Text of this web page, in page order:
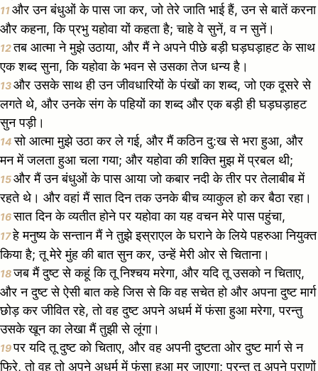
11और उन बंधुओं के पास जा कर, जो तेरे जाति भाई हैं, उन से बातें करना
और कहना, कि प्रभु यहोवा यों कहता है; चाहे वे सुनें, व न सुनें।
12तब आत्मा ने मुझे उठाया, और मैं ने अपने पीछे बड़ी घड़घड़ाहट के साथ
एक शब्द सुना, कि यहोवा के भवन से उसका तेज धन्य है।
13और उसके साथ ही उन जीवधारियों के पंखों का शब्द, जो एक दूसरे से
लगते थे, और उनके संग के पहियों का शब्द और एक बड़ी ही घड़घड़ाहट
सुन पड़ी।
14सो आत्मा मुझे उठा कर ले गई, और मैं कठिन दु:ख से भरा हुआ, और
मन में जलता हुआ चला गया; और यहोवा की शक्ति मुझ में प्रबल थी;
15और मैं उन बंधुओं के पास आया जो कबार नदी के तीर पर तेलाबीब में
रहते थे। और वहां मैं सात दिन तक उनके बीच व्याकुल हो कर बैठा रहा।
16सात दिन के व्यतीत होने पर यहोवा का यह वचन मेरे पास पहुंचा,
17हे मनुष्य के सन्तान मैं ने तुझे इस्राएल के घराने के लिये पहरुआ नियुक्त
किया है; तू मेरे मुंह की बात सुन कर, उन्हें मेरी ओर से चिताना।
18जब मैं दुष्ट से कहूं कि तू निश्चय मरेगा, और यदि तू उसको न चिताए,
और न दुष्ट से ऐसी बात कहे जिस से कि वह सचेत हो और अपना दुष्ट मार्ग
छोड़ कर जीवित रहे, तो वह दुष्ट अपने अधर्म में फंसा हुआ मरेगा, परन्तु
उसके खून का लेखा मैं तुझी से लूंगा।
19पर यदि तू दुष्ट को चिताए, और वह अपनी दुष्टता ओर दुष्ट मार्ग से न
फिरे, तो वह तो अपने अधर्म में फंसा हुआ मर जाएगा; परन्तु तू अपने प्राणों